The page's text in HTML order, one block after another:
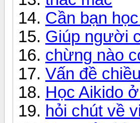
Cần bạn
Giúp người
chừng nào
Vấn đề
Học Aikido
hỏi chút về